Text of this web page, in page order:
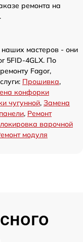
ремонта на
мастеров - они
5FID-4GLX. По
Fagor,
Прошивка,
конфорки
чугунной, Замена
, Ремонт
варочной
модуля